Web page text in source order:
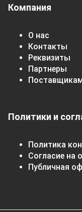
Компания
О нас
Контакты
Реквизиты
Партнеры
Политики и
Политика
Согласие на
Публичная